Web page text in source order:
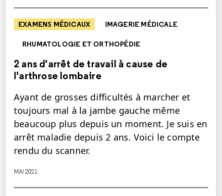
EXAMENS MÉDICAUX IMAGERIE MÉDICALE
RHUMATOLOGIE ET ORTHOPÉDIE
2 ans d'arrêt de travail à cause de
l'arthrose lombaire
Ayant de grosses difficultés à marcher et
toujours mal à la jambe gauche même
beaucoup plus depuis un moment. Je suis en
arrêt maladie depuis 2 ans. Voici le compte
rendu du scanner.
MAI 2021